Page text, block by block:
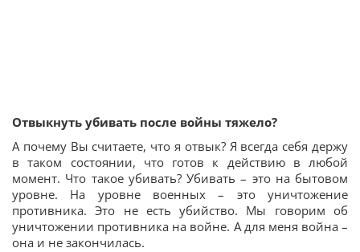
Отвыкнуть убивать после войны тяжело?
А почему Вы считаете, что я отвык? Я всегда себя держу
в таком состоянии, что готов к действию в любой
момент. Что такое убивать? Убивать – это на бытовом
уровне. На уровне военных – это уничтожение
противника. Это не есть убийство. Мы говорим об
уничтожении противника на войне. А для меня война –
она и не закончилась.